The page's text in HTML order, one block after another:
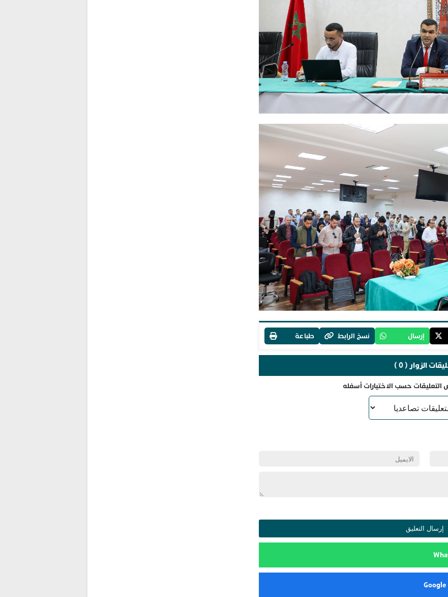
إرسال نسخ الرابط طباعة
الزوار ( 0 )
التعليقات حسب الاختيارات أسفله